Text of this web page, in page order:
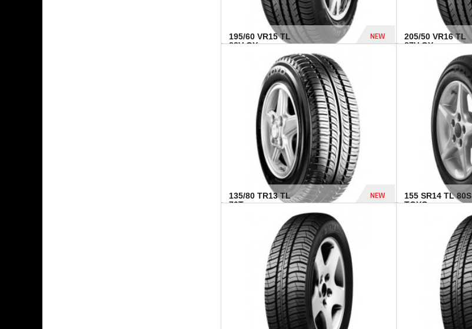
195/60 VR15 TL
88V GY...
NEW
205/50 VR16 TL
87V GY...
135/80 TR13 TL
70T...
NEW
155 SR14 TL 80S
TOYO...